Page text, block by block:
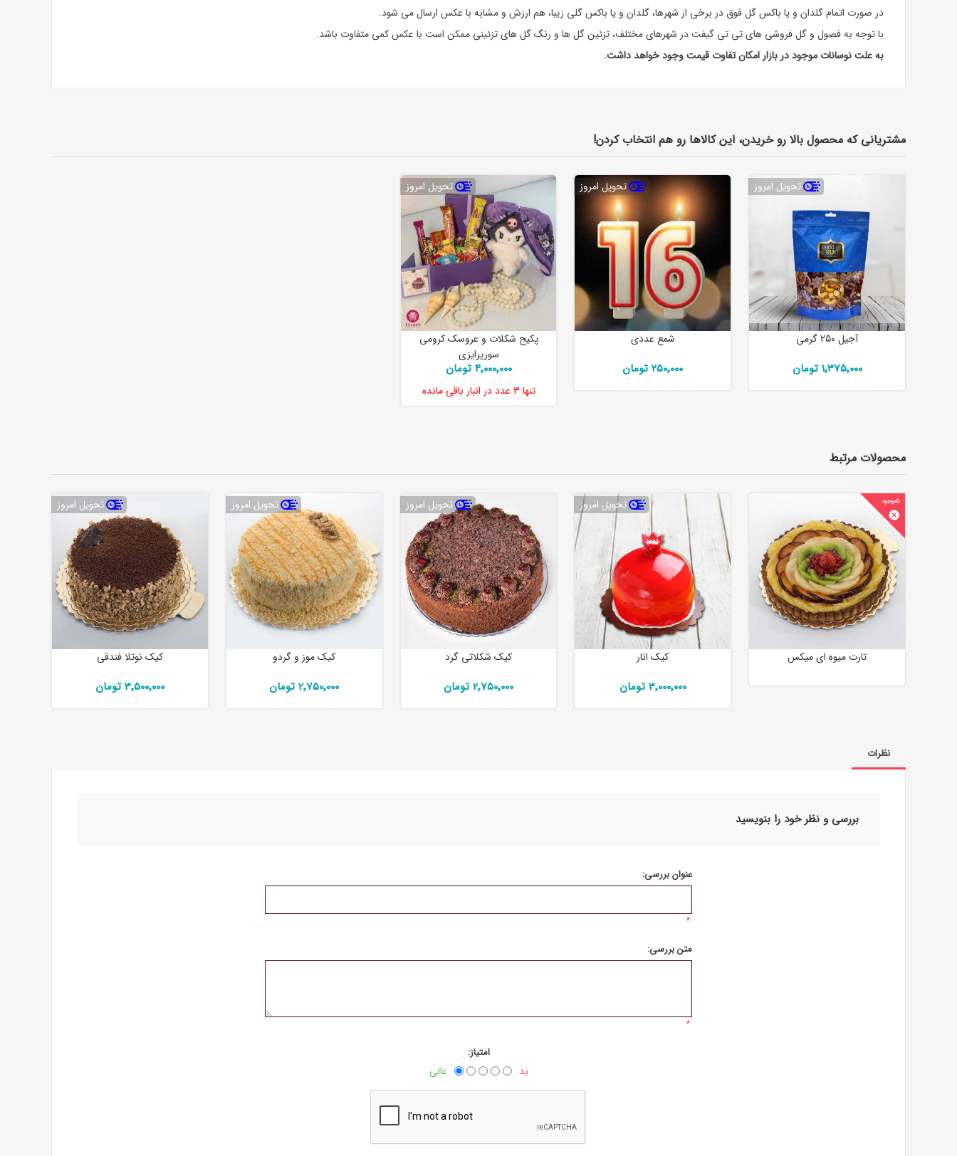
در صورت اتمام گلدان و یا باکس گل فوق در برخی از شهرها، گلدان و یا باکس گلی زیبا، هم ارزش و مشابه با عکس ارسال می شود.
با توجه به فصول و گل فروشی های تی تی گیفت در شهرهای مختلف، تزئین گل ها و رنگ گل های تزئینی ممکن است با عکس کمی متفاوت باشد.
به علت نوسانات موجود در بازار امکان تفاوت قیمت وجود خواهد داشت.
مشتریانی که محصول بالا رو خریدن، این کالاها رو هم انتخاب کردن!
تحویل امروز
آجیل 250 گرمی
1٬375٬000 تومان
تحویل امروز
شمع عددی
250٬000 تومان
تحویل امروز
پکیج شکلات و عروسک کرومی
سورپرایزی
4٬000٬000 تومان
تنها 3 عدد در انبار باقی مانده
محصولات مرتبط
تارت میوه ای میکس
تحویل امروز
کیک انار
3٬000٬000 تومان
تحویل امروز
کیک شکلاتی گرد
2٬750٬000 تومان
تحویل امروز
کیک موز و گردو
2٬750٬000 تومان
تحویل امروز
کیک نوتلا فندقی
3٬500٬000 تومان
نظرات
بررسی و نظر خود را بنویسید
عنوان بررسی:
*
متن بررسی:
*
امتیاز:
بد عالی